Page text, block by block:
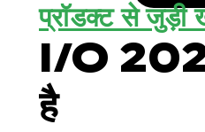
प्रॉडक्ट से जुड़ी
I/O
है